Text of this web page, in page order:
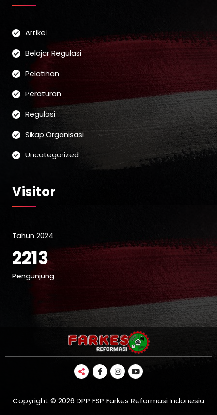
Artikel
Belajar Regulasi
Pelatihan
Peraturan
Regulasi
Sikap Organisasi
Uncategorized
Visitor
Tahun 2024
2213
Pengunjung
Copyright © 2026 DPP FSP Farkes Reformasi Indonesia